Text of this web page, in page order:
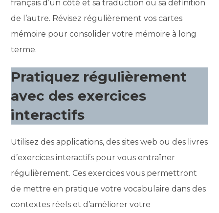
français d’un côté et sa traduction ou sa définition
de l’autre. Révisez régulièrement vos cartes
mémoire pour consolider votre mémoire à long
terme.
Pratiquez régulièrement
avec des exercices
interactifs
Utilisez des applications, des sites web ou des livres
d’exercices interactifs pour vous entraîner
régulièrement. Ces exercices vous permettront
de mettre en pratique votre vocabulaire dans des
contextes réels et d’améliorer votre